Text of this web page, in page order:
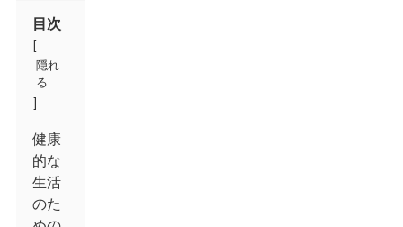
目次
隠れ
る
健康
的な
生活
のた